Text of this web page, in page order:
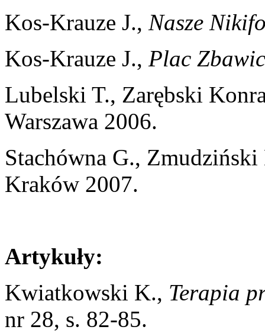
Kos-Krauze J., Nasze
Kos-Krauze J., Plac
Lubelski T., Zarębski
Warszawa 2006.
Stachówna G.,
Kraków 2007.
Artykuły:
Kwiatkowski K., Terapia
nr 28, s. 82-85.